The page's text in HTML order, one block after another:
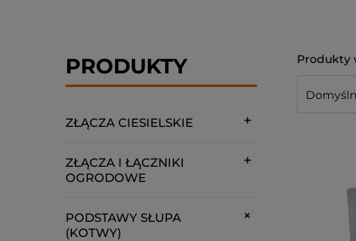
PRODUKTY
ZŁĄCZA CIESIELSKIE
ZŁĄCZA I ŁĄCZNIKI
OGRODOWE
PODSTAWY SŁUPA
(KOTWY)